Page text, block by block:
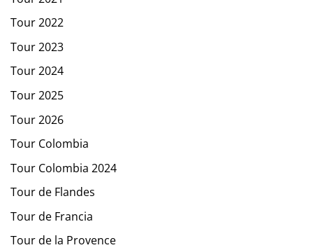
Tour 2022
Tour 2023
Tour 2024
Tour 2025
Tour 2026
Tour Colombia
Tour Colombia 2024
Tour de Flandes
Tour de Francia
Tour de la Provence